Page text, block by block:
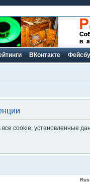
ВКонтакте
все cookie, установленные